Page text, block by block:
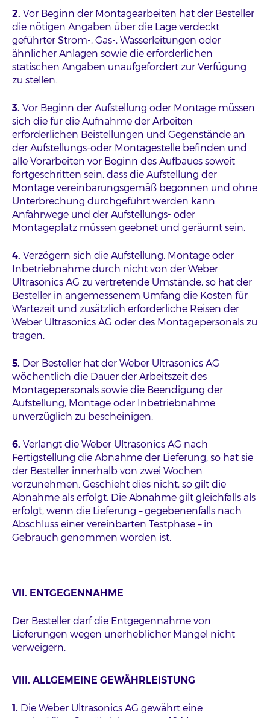
2. Vor Beginn der Montagearbeiten hat der Besteller
die nötigen Angaben über die Lage verdeckt
geführter Strom-, Gas-, Wasserleitungen oder
ähnlicher Anlagen sowie die erforderlichen
statischen Angaben unaufgefordert zur Verfügung
zu stellen.
3. Vor Beginn der Aufstellung oder Montage müssen
sich die für die Aufnahme der Arbeiten
erforderlichen Beistellungen und Gegenstände an
der Aufstellungs-oder Montagestelle befinden und
alle Vorarbeiten vor Beginn des Aufbaues soweit
fortgeschritten sein, dass die Aufstellung der
Montage vereinbarungsgemäß begonnen und ohne
Unterbrechung durchgeführt werden kann.
Anfahrwege und der Aufstellungs- oder
Montageplatz müssen geebnet und geräumt sein.
4. Verzögern sich die Aufstellung, Montage oder
Inbetriebnahme durch nicht von der Weber
Ultrasonics AG zu vertretende Umstände, so hat der
Besteller in angemessenem Umfang die Kosten für
Wartezeit und zusätzlich erforderliche Reisen der
Weber Ultrasonics AG oder des Montagepersonals zu
tragen.
5. Der Besteller hat der Weber Ultrasonics AG
wöchentlich die Dauer der Arbeitszeit des
Montagepersonals sowie die Beendigung der
Aufstellung, Montage oder Inbetriebnahme
unverzüglich zu bescheinigen.
6. Verlangt die Weber Ultrasonics AG nach
Fertigstellung die Abnahme der Lieferung, so hat sie
der Besteller innerhalb von zwei Wochen
vorzunehmen. Geschieht dies nicht, so gilt die
Abnahme als erfolgt. Die Abnahme gilt gleichfalls als
erfolgt, wenn die Lieferung – gegebenenfalls nach
Abschluss einer vereinbarten Testphase – in
Gebrauch genommen worden ist.
VII. ENTGEGENNAHME
Der Besteller darf die Entgegennahme von
Lieferungen wegen unerheblicher Mängel nicht
verweigern.
VIII. ALLGEMEINE GEWÄHRLEISTUNG
1. Die Weber Ultrasonics AG gewährt eine